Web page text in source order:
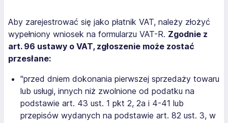
Aby zarejestrować się jako płatnik VAT, należy złożyć
wypełniony wniosek na formularzu VAT-R. Zgodnie z
art. 96 ustawy o VAT, zgłoszenie może zostać
przesłane:
"przed dniem dokonania pierwszej sprzedaży towaru
lub usługi, innych niż zwolnione od podatku na
podstawie art. 43 ust. 1 pkt 2, 2a i 4-41 lub
przepisów wydanych na podstawie art. 82 ust. 3, w